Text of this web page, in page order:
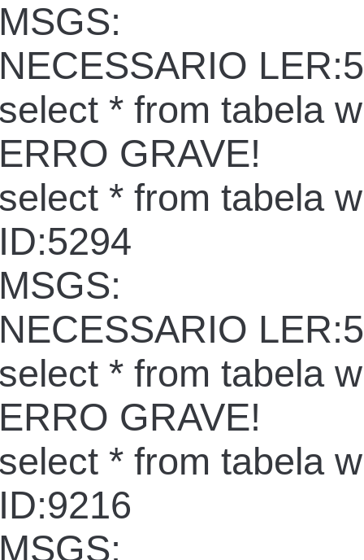
* from tabela
GRAVE!
* from tabela
* from tabela
GRAVE!
* from tabela